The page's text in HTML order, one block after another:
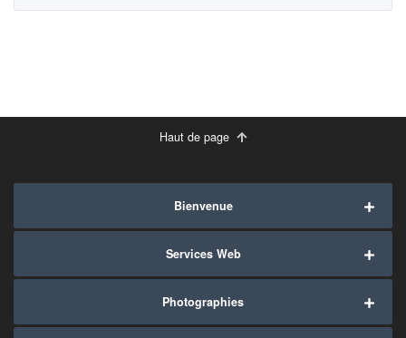
Haut de page
Bienvenue
Services Web
Photographies